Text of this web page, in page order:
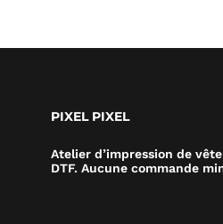
PIXEL PIXEL
Atelier d’impression de
DTF. Aucune commande